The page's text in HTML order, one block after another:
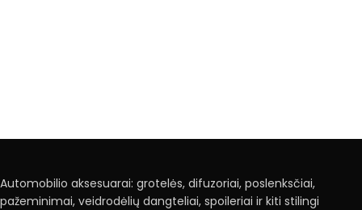
Automobilio aksesuarai: grotelės, difuzoriai, poslenksčiai,
pažeminimai, veidrodėlių dangteliai, spoileriai ir kiti stilingi